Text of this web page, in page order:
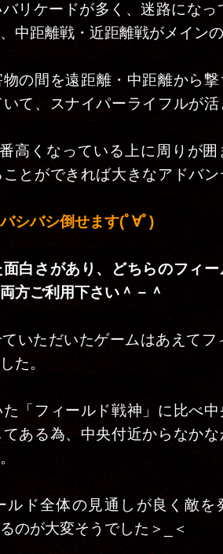
バリケードが多く、迷路にな
中距離戦・近距離戦がメイン
の間を遠距離・中距離から
て、スナイパーライフルが
高くなっている上に周りが
とができれば大きなアドバ
シバシ倒せます(ﾟ∀ﾟ)
白さがあり、どちらのフィ
方ご利用下さい＾－＾
いただいたゲームはあえてフ
た。
「フィールド戦神」に比べ
ある為、中央付近からなか
ルド全体の見通しが良く敵を
のが大変そうでした＞_＜